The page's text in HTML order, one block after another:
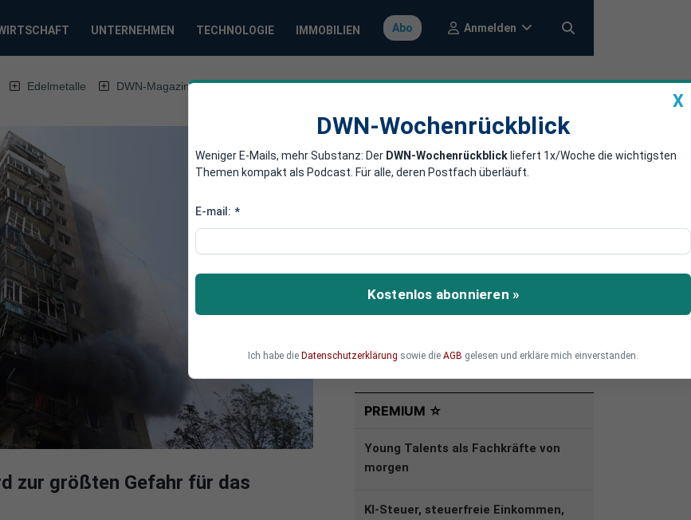
UNTERNEHMEN TECHNOLOGIE IMMOBILIEN Abo Anmelden
Edelmetalle DWN-Magazin China DWN-Wochenrückblick Auto Premium
zur größten Gefahr für das
PREMIUM ☆
Young Talents als Fachkräfte von
morgen
KI-Steuer, steuerfreie Einkommen,
X
DWN-Wochenrückblick
Weniger E-Mails, mehr Substanz: Der DWN-Wochenrückblick liefert 1x/Woche die wichtigsten
Themen kompakt als Podcast. Für alle, deren Postfach überläuft.
E-mail: *
Kostenlos abonnieren »
Ich habe die Datenschutzerklärung sowie die AGB gelesen und erkläre mich einverstanden.